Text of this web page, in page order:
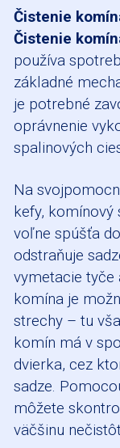
Čistenie
Čistenie
používa
základné
je potrebné
oprávnenie
spalinových
Na
kefy,
voľne spúšťa
odstraňuje
vymetacie tyče
komína je
strechy – tu
komín má v
dvierka, cez
sadze.
môžete
väčšinu